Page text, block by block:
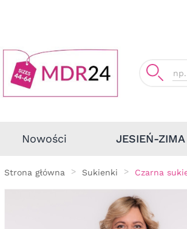
Nowości JESIEŃ-ZIMA
Strona główna Sukienki Czarna